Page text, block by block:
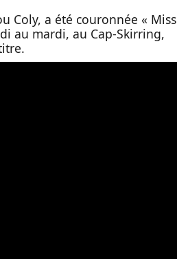
Coly, a été couronnée « Miss
au mardi, au Cap-Skirring,